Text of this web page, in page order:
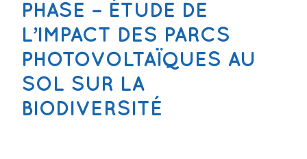
PHASE – ÉTUDE DE
L’IMPACT DES PARCS
PHOTOVOLTAÏQUES AU
SOL SUR LA
BIODIVERSITÉ